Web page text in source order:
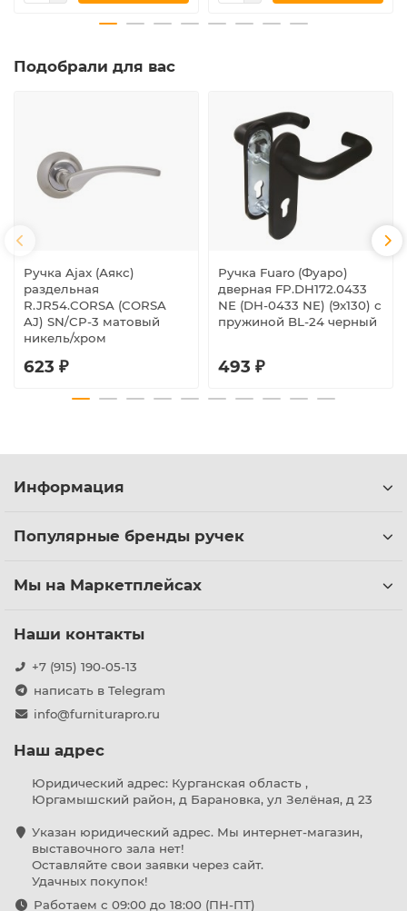
Подобрали для вас
Ручка Ajax (Аякс)
раздельная
R.JR54.CORSA (CORSA
AJ) SN/CP-3 матовый
никель/хром
623 ₽
Ручка Fuaro (Фуаро)
дверная FP.DH172.0433
NE (DH-0433 NE) (9x130) с
пружиной BL-24 черный
493 ₽
Информация
Популярные бренды ручек
Мы на Маркетплейсах
Наши контакты
+7 (915) 190-05-13
написать в Telegram
info@furniturapro.ru
Наш адрес
Юридический адрес: Курганская область ,
Юргамышский район, д Барановка, ул Зелёная, д 23
Указан юридический адрес. Мы интернет-магазин,
выставочного зала нет!
Оставляйте свои заявки через сайт.
Удачных покупок!
Работаем с 09:00 до 18:00 (ПН-ПТ)